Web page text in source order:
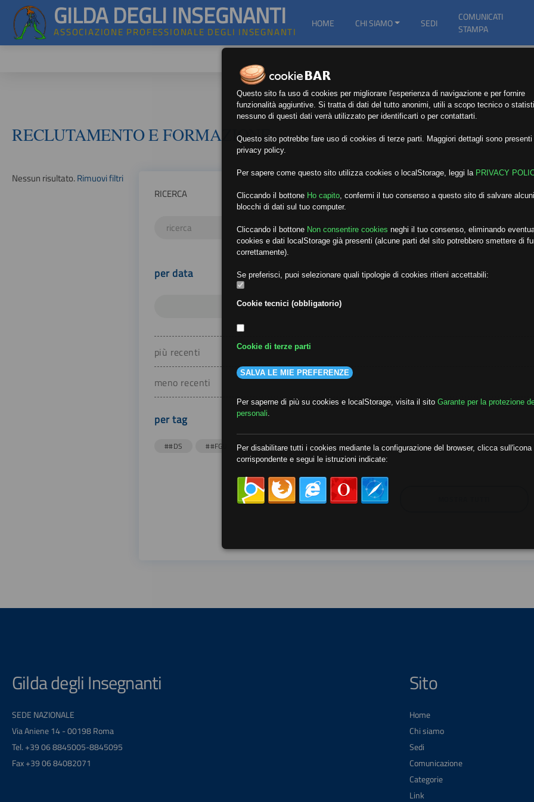
GILDA DEGLI INSEGNANTI
ASSOCIAZIONE PROFESSIONALE DEGLI INSEGNANTI
HOME CHI SIAMO SEDI
COMUNICATI
STAMPA
RECLUTAMENTO E FORMAZIONE
Nessun risultato.Rimuovi filtri
RICERCA
per data
più recenti
meno recenti
per tag
##DS ##FGU ##Gilda ##audoizioni ##autonomia
Gilda degli Insegnanti
SEDE NAZIONALE
Via Aniene 14 - 00198 Roma
Tel. +39 06 8845005-8845095
Fax +39 06 84082071
Sito
Home
Chi siamo
Sedi
Comunicazione
Categorie
Link
Questo sito fa uso di cookies per migliorare l'esperienza di navigazione e per fornire
funzionalità aggiuntive. Si tratta di dati del tutto anonimi, utili a scopo tecnico o
nessuno di questi dati verrà utilizzato per identificarti o per contattarti.
Questo sito potrebbe fare uso di cookies di terze parti. Maggiori dettagli sono
privacy policy.
Per sapere come questo sito utilizza cookies o localStorage, leggi la PRIVACY
Cliccando il bottone Ho capito confermi il tuo consenso a questo sito di salvare
blocchi di dati sul tuo computer.
Cliccando il bottone Non consentire cookies neghi il tuo consenso, eliminando
cookies e dati localStorage già presenti (alcune parti del sito potrebbero smettere di
correttamente).
Se preferisci, puoi selezionare quali tipologie di cookies ritieni accettabili:
Cookie tecnici (obbligatorio)
Cookie di terze parti
SALVA LE MIE PREFERENZE
Per saperne di più su cookies e localStorage, visita il sito Garante per la protezione
personali
Per disabilitare tutti i cookies mediante la configurazione del browser, clicca sull'icona
corrispondente e segui le istruzioni indicate: